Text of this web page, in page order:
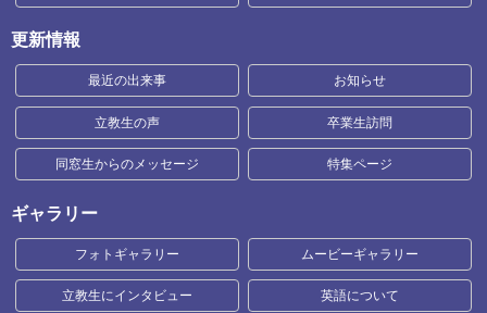
更新情報
最近の出来事 お知らせ
立教生の声 卒業生訪問
同窓生からのメッセージ 特集ページ
ギャラリー
フォトギャラリー ムービーギャラリー
立教生にインタビュー 英語について